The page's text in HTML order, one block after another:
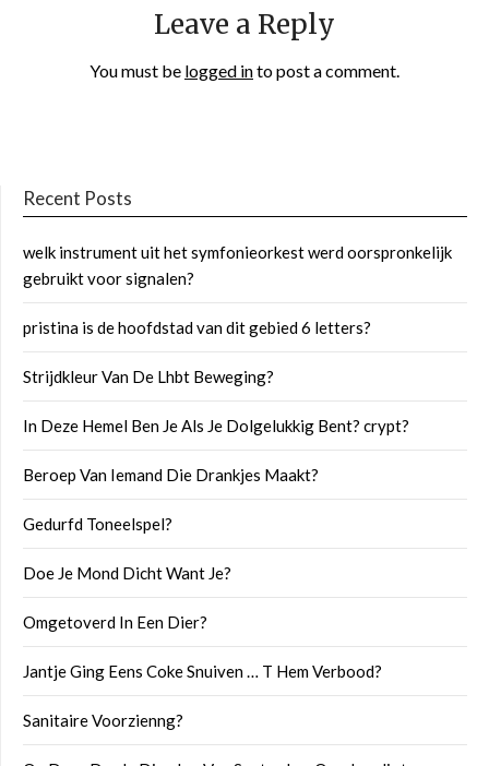
Leave a Reply
You must be logged into post a comment.
Recent Posts
welk instrument uit het symfonieorkest werd oorspronkelijk
gebruikt voor signalen?
pristina is de hoofdstad van dit gebied 6 letters?
Strijdkleur Van De Lhbt Beweging?
In Deze Hemel Ben Je Als Je Dolgelukkig Bent? crypt?
Beroep Van Iemand Die Drankjes Maakt?
Gedurfd Toneelspel?
Doe Je Mond Dicht Want Je?
Omgetoverd In Een Dier?
Jantje Ging Eens Coke Snuiven … T Hem Verbood?
Sanitaire Voorzienng?